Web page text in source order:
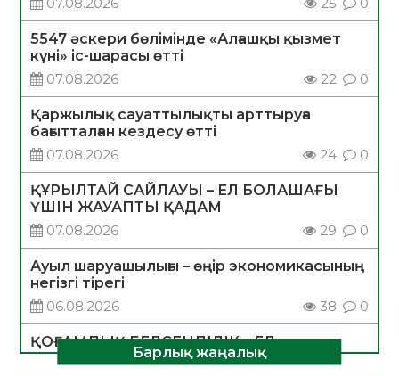
5547 әскери бөлімінде «Алғашқы қызмет
күні» іс-шарасы өтті
07.08.2026
22 0
Қаржылық сауаттылықты арттыруға
бағытталған кездесу өтті
07.08.2026
24 0
ҚҰРЫЛТАЙ САЙЛАУЫ – ЕЛ БОЛАШАҒЫ
ҮШІН ЖАУАПТЫ ҚАДАМ
07.08.2026
29 0
Ауыл шаруашылығы – өңір экономикасының
негізгі тірегі
06.08.2026
38 0
ҚОҒАМДЫҚ БЕЛСЕНДІЛІК – ЕЛ
ДАМУЫНЫҢ НЕГІЗІБарлық жаңалық